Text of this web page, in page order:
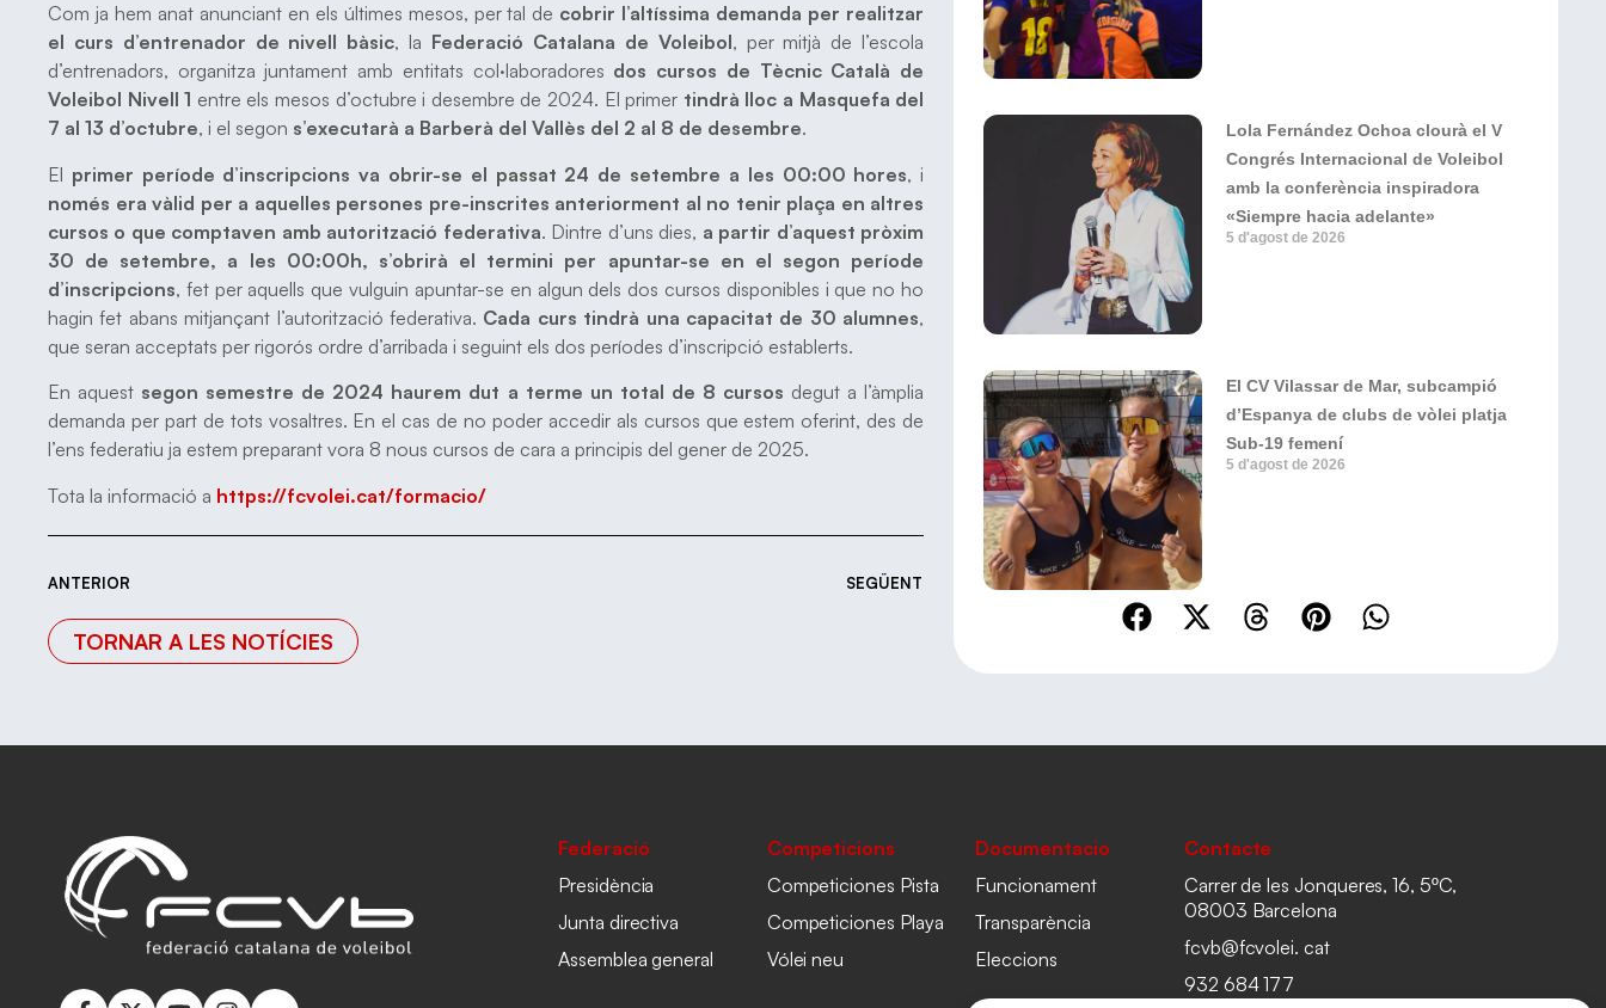
Com ja hem anat anunciant en els últimes mesos, per tal de cobrir l’altíssima demanda per realitzar
el curs d’entrenador de nivell bàsic, la Federació Catalana de Voleibol, per mitjà de l’escola
d’entrenadors, organitza juntament amb entitats col·laboradores dos cursos de Tècnic Català de
Voleibol Nivell 1 entre els mesos d’octubre i desembre de 2024. El primer tindrà lloc a Masquefa del
7 al 13 d’octubre, i el segon s’executarà a Barberà del Vallès del 2 al 8 de desembre.
El primer període d’inscripcions va obrir-se el passat 24 de setembre a les 00:00 hores, i
només era vàlid per a aquelles persones pre-inscrites anteriorment al no tenir plaça en altres
cursos o que comptaven amb autorització federativa. Dintre d’uns dies, a partir d’aquest pròxim
30 de setembre, a les 00:00h, s’obrirà el termini per apuntar-se en el segon període
d’inscripcions, fet per aquells que vulguin apuntar-se en algun dels dos cursos disponibles i que no ho
hagin fet abans mitjançant l’autorització federativa. Cada curs tindrà una capacitat de 30 alumnes,
que seran acceptats per rigorós ordre d’arribada i seguint els dos períodes d’inscripció establerts.
En aquest segon semestre de 2024 haurem dut a terme un total de 8 cursos degut a l’àmplia
demanda per part de tots vosaltres. En el cas de no poder accedir als cursos que estem oferint, des de
l’ens federatiu ja estem preparant vora 8 nous cursos de cara a principis del gener de 2025.
Tota la informació a https://fcvolei.cat/formacio/
ANTERIOR SEGÜENT
TORNAR A LES NOTÍCIES
Lola Fernández Ochoa clourà el V
Congrés Internacional de Voleibol
amb la conferència inspiradora
«Siempre hacia adelante»
5 d'agost de 2026
El CV Vilassar de Mar, subcampió
d’Espanya de clubs de vòlei platja
Sub-19 femení
5 d'agost de 2026
Federació
Presidència
Junta directiva
Assemblea general
Competicions
Competiciones Pista
Competiciones Playa
Vólei neu
Documentacio
Funcionament
Transparència
Eleccions
Contacte
Carrer de les Jonqueres, 16, 5ºC,
08003 Barcelona
fcvb@fcvolei. cat
932 684 177